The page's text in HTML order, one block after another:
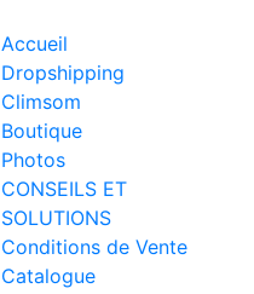
Accueil
Dropshipping
Climsom
Boutique
Photos
CONSEILS ET
SOLUTIONS
Conditions de Vente
Catalogue